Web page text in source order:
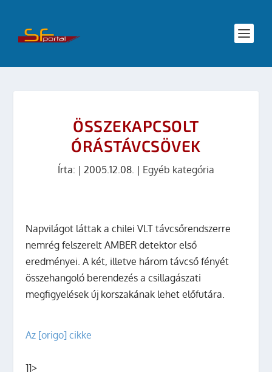
ÖSSZEKAPCSOLT
ÓRÁSTÁVCSÖVEK
Írta: | 2005.12.08. | Egyéb kategória
Napvilágot láttak a chilei VLT távcsőrendszerre
nemrég felszerelt AMBER detektor első
eredményei. A két, illetve három távcső fényét
összehangoló berendezés a csillagászati
megfigyelések új korszakának lehet előfutára.
Az [origo] cikke
]]>